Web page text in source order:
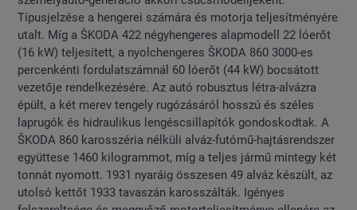
Típusjelzése a hengerei számára és motorja teljesítményére
utalt. Míg a ŠKODA 422 négyhengeres alapmodell 22 lóerőt
(16 kW) teljesített, a nyolchengeres ŠKODA 860 3000-es
percenkénti fordulatszámnál 60 lóerőt (44 kW) bocsátott
vezetője rendelkezésére. Az autó robusztus létra-alvázra
épült, a két merev tengely rugózásáról hosszú és széles
laprugók és hidraulikus lengéscsillapítók gondoskodtak. A
ŠKODA 860 karosszéria nélküli alváz-futómű-hajtásrendszer
együttese 1460 kilogrammot, míg a teljes jármű mintegy két
tonnát nyomott. 1931 nyaráig összesen 49 alváz készült, az
utolsó kettőt 1933 tavaszán karosszálták. Igényes